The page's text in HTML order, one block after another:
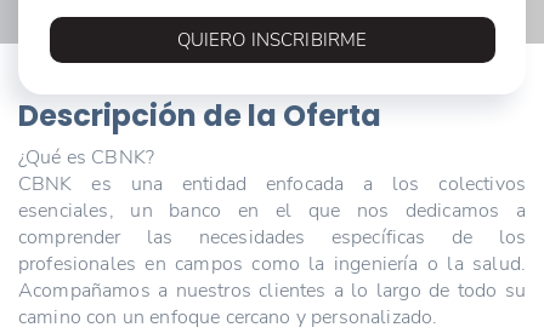
QUIERO INSCRIBIRME
Descripción de la Oferta
¿Qué es CBNK?
CBNK es una entidad enfocada a los colectivos
esenciales, un banco en el que nos dedicamos a
comprender las necesidades específicas de los
profesionales en campos como la ingeniería o la salud.
Acompañamos a nuestros clientes a lo largo de todo su
camino con un enfoque cercano y personalizado.